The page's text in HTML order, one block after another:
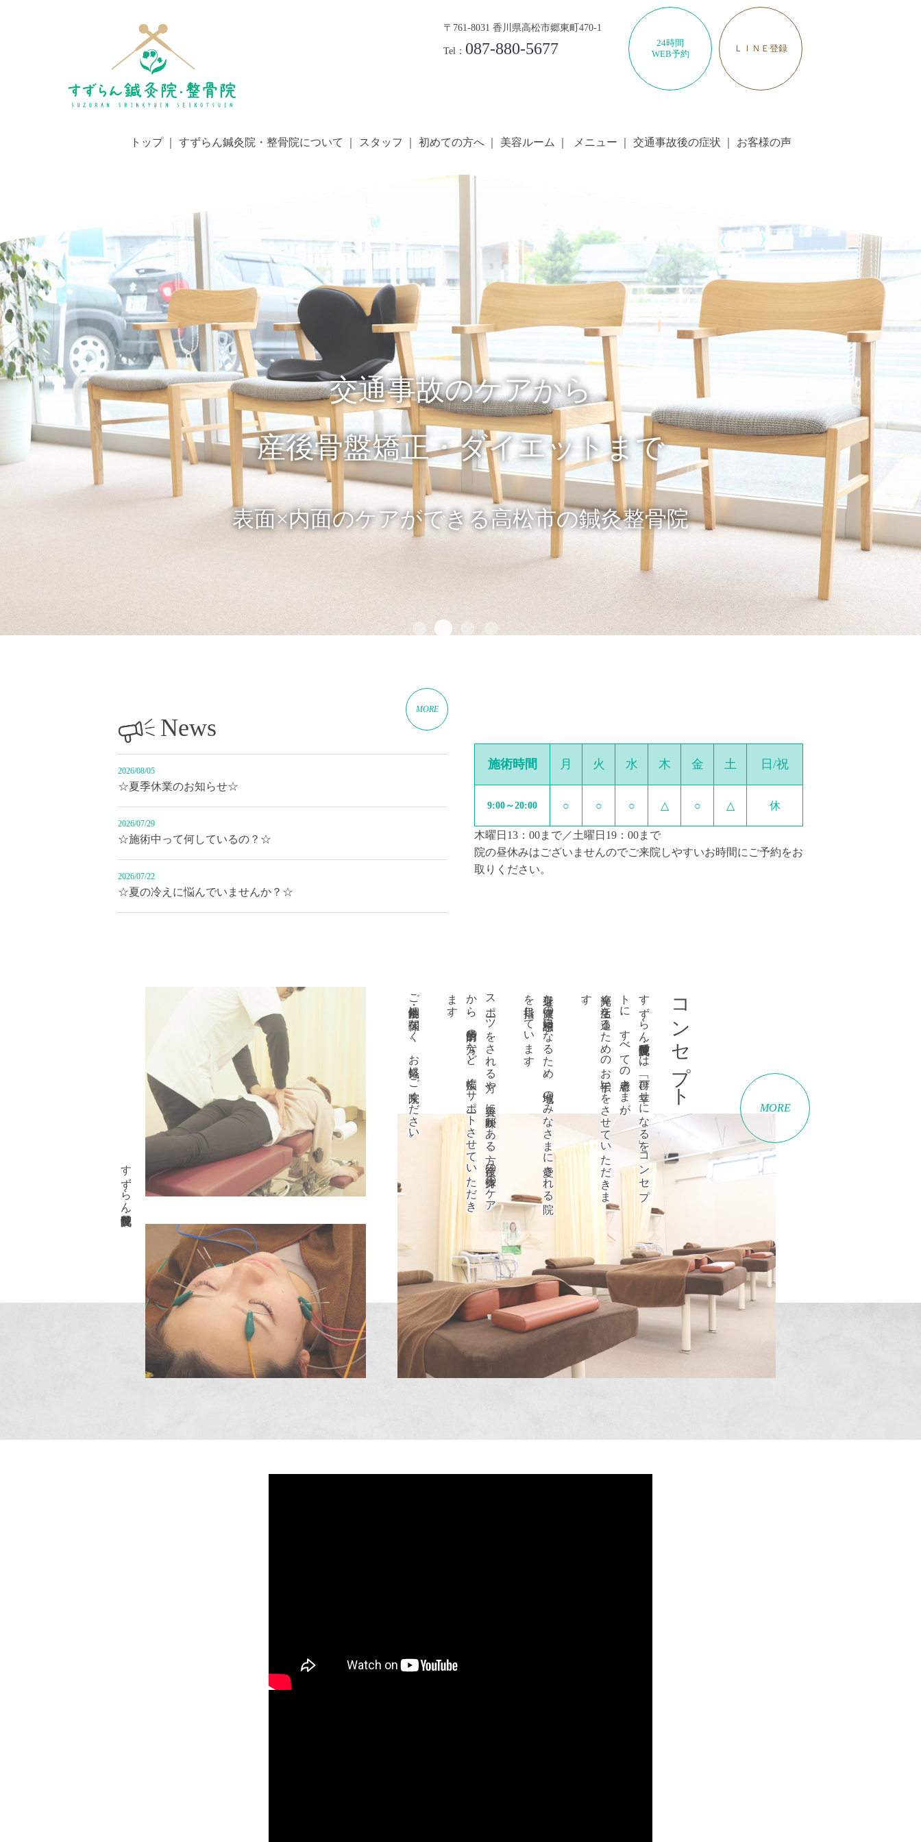
〒761-8031 香川県高松市郷東町470-1
Tel： 087-880-5677
24時間
WEB予約
ＬＩＮＥ登録
トップ すずらん鍼灸院・整骨院について スタッフ 初めての方へ 美容ルーム メニュー 交通事故後の症状 お客様の声
交通事故のケアから
産後骨盤矯正・ダイエットまで
表面×内面のケアができる高松市の鍼灸整骨院
News
MORE
2026/08/05
☆夏季休業のお知らせ☆
2026/07/29
☆施術中って何しているの？☆
2026/07/22
☆夏の冷えに悩んでいませんか？☆
施術時間 月 火 水 木 金 土 日/祝
9:00～20:00 ○ ○ ○ △ ○ △ 休
木曜日13：00まで／土曜日19：00まで
院の昼休みはございませんのでご来院しやすいお時間にご予約をお
取りください。
すずらん鍼灸院・整骨院
コンセプト
す
ず
ら
ん
鍼灸院・整骨院で
は
、
「再び
幸せ
に
な
る
」を
コ
ン
セ
プ
ト
に
、
す
べ
て
の
患者さ
ま
が
、
光輝く
生活を
送る
た
め
の
お
手伝い
を
さ
せ
て
い
た
だ
き
ま
す
。
身近な
健康の
相談窓口に
な
る
た
め
、
地域の
み
な
さ
ま
に
愛さ
れ
る
院
を
目指し
て
い
ま
す
。
ス
ポ
ーツ
を
さ
れ
る
方や
、
美容に
興味が
あ
る
方、
産後の
身体の
ケ
ア
か
ら
、
予防目的の
方な
ど
、
幅広く
サ
ポ
ート
さ
せ
て
い
た
だ
き
ま
す
。
ご年齢・性別に関係なく、お気軽にご来院ください。 MORE